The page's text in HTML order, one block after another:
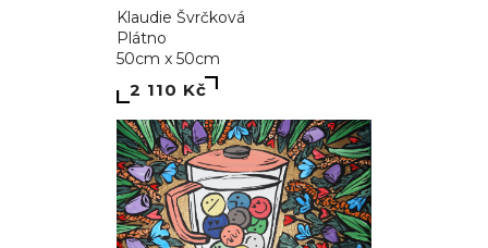
Klaudie Švrčková
Plátno
50cm x 50cm
2 110 Kč